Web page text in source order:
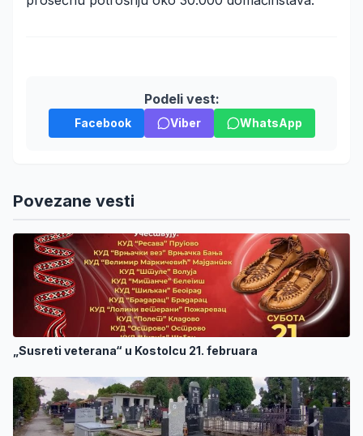
Podeli vest:
Facebook Viber WhatsApp
Povezane vesti
„Susreti veterana“ u Kostolcu 21. februara